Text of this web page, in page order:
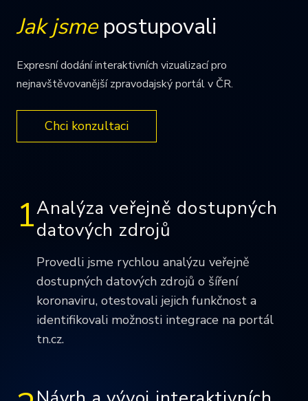
Jak jsme postupovali
Expresní dodání interaktivních vizualizací pro
nejnavštěvovanější zpravodajský portál v ČR.
Chci konzultaci
1Analýza veřejně dostupných
datových zdrojů
Provedli jsme rychlou analýzu veřejně
dostupných datových zdrojů o šíření
koronaviru, otestovali jejich funkčnost a
identifikovali možnosti integrace na portál
tn.cz.